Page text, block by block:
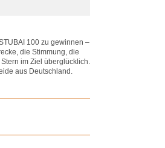
100 zu gewinnen –
die Stimmung, die
im Ziel überglücklich.
aus Deutschland.